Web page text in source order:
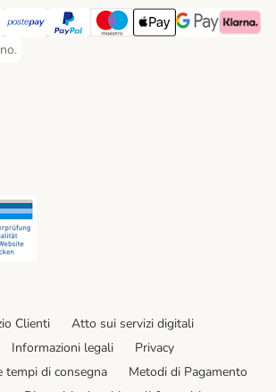
Method
Payment Method
Postepay. Payment Method
PayPal. Payment Method
Maestro. Payment Method
Apple pay. Payment
Google Pay
Klarna
Payment Method
Method
Clienti
Atto sui servizi digitali
Informazioni legali
Privacy
tempi di consegna
Metodi di Pagamento